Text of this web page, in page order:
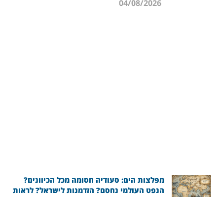
מפלצות הים: סעודיה חסומה מכל הכיוונים?
הנפט העולמי נחסם? הזדמנות לישראל? לראות